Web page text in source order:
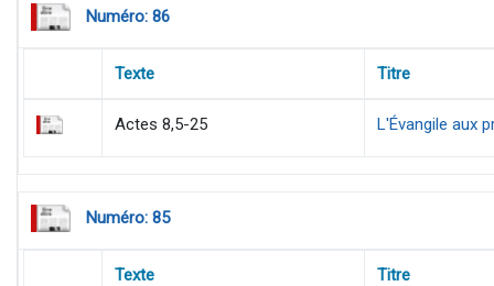
Numéro: 86
Texte Titre
Actes 8,5-25 L'Évangile aux
Numéro: 85
Texte Titre